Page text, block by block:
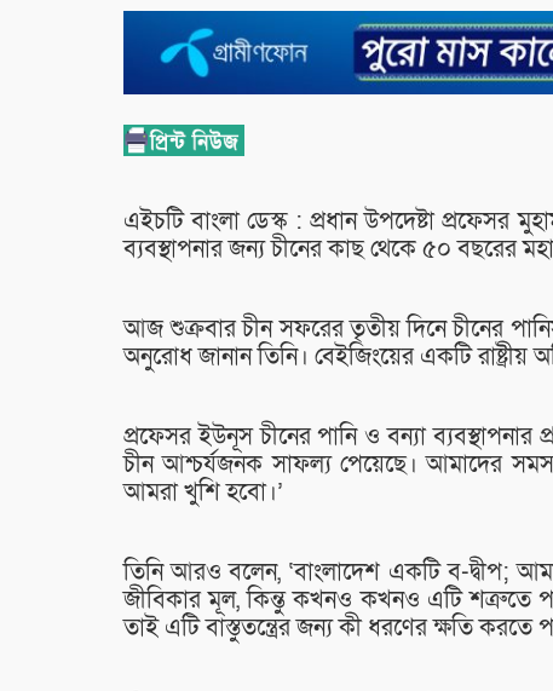
এইচটি বাংলা ডেস্ক : প্রধান উপদেষ্টা প্রফেসর
ব্যবস্থাপনার জন্য চীনের কাছ থেকে ৫০ বছরের
আজ শুক্রবার চীন সফরের তৃতীয় দিনে চীনের
অনুরোধ জানান তিনি। বেইজিংয়ের একটি
প্রফেসর ইউনূস চীনের পানি ও বন্যা
চীন আশ্চর্যজনক সাফল্য পেয়েছে। আমাদের
আমরা খুশি হবো।’
তিনি আরও বলেন, ‘বাংলাদেশ একটি ব-দ্বীপ;
জীবিকার মূল, কিন্তু কখনও কখনও এটি শত্রুতে
তাই এটি বাস্তুতন্ত্রের জন্য কী ধরণের ক্ষতি